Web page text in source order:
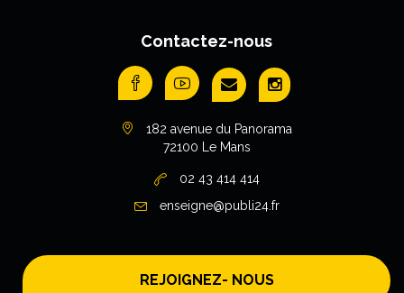
Contactez-nous
182 avenue du Panorama
72100 Le Mans
02 43 414 414
enseigne@publi24.fr
REJOIGNEZ- NOUS